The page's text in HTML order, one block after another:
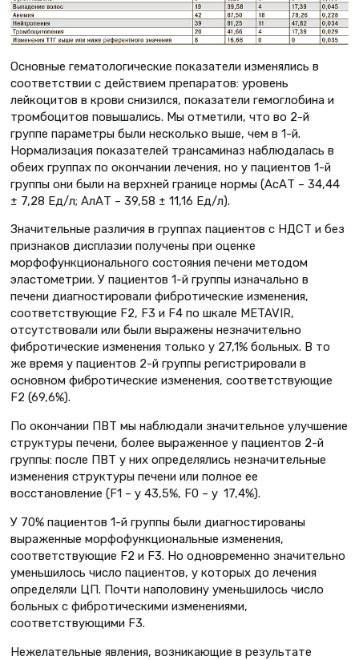
Основные гематологические показатели изменялись в
соответствии с действием препаратов: уровень
лейкоцитов в крови снизился, показатели гемоглобина и
тромбоцитов повышались. Мы отметили, что во 2-й
группе параметры были несколько выше, чем в 1-й.
Нормализация показателей трансаминаз наблюдалась в
обеих группах по окончании лечения, но у пациентов 1-й
группы они были на верхней границе нормы (АсАТ – 34,44
± 7,28 Ед/л; АлАТ – 39,58 ± 11,16 Ед/л).
Значительные различия в группах пациентов с НДСТ и без
признаков дисплазии получены при оценке
морфофункционального состояния печени методом
эластометрии. У пациентов 1-й группы изначально в
печени диагностировали фибротические изменения,
соответствующие F2, F3 и F4 по шкале METAVIR,
отсутствовали или были выражены незначительно
фибротические изменения только у 27,1% больных. В то
же время у пациентов 2-й группы регистрировали в
основном фибротические изменения, соответствующие
F2 (69,6%).
По окончании ПВТ мы наблюдали значительное улучшение
структуры печени, более выраженное у пациентов 2-й
группы: после ПВТ у них определялись незначительные
изменения структуры печени или полное ее
восстановление (F1 – у 43,5%, F0 – у 17,4%).
У 70% пациентов 1-й группы были диагностированы
выраженные морфофункциональные изменения,
соответствующие F2 и F3. Но одновременно значительно
уменьшилось число пациентов, у которых до лечения
определяли ЦП. Почти наполовину уменьшилось число
больных с фибротическими изменениями,
соответствующими F3.
Нежелательные явления, возникающие в результате